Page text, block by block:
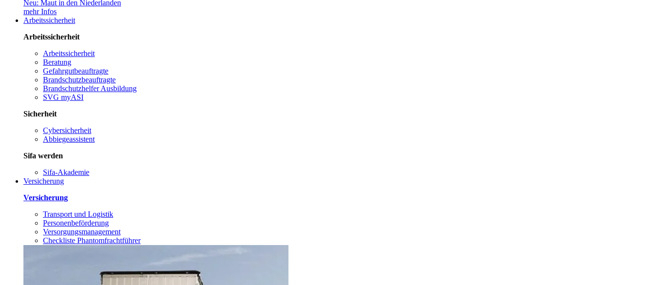
Neu: Maut in den Niederlanden
mehr Infos
Arbeitssicherheit
Arbeitssicherheit
Arbeitssicherheit
Beratung
Gefahrgutbeauftragte
Brandschutzbeauftragte
Brandschutzhelfer Ausbildung
SVG myASI
Sicherheit
Cybersicherheit
Abbiegeassistent
Sifa werden
Sifa-Akademie
Versicherung
Versicherung
Transport und Logistik
Personenbeförderung
Versorgungsmanagement
Checkliste Phantomfrachtführer